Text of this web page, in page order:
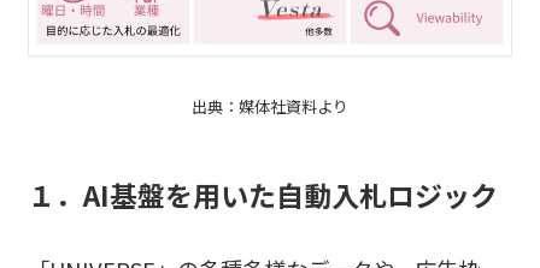
出典：媒体社資料より
１．AI基盤を用いた自動入札ロジック